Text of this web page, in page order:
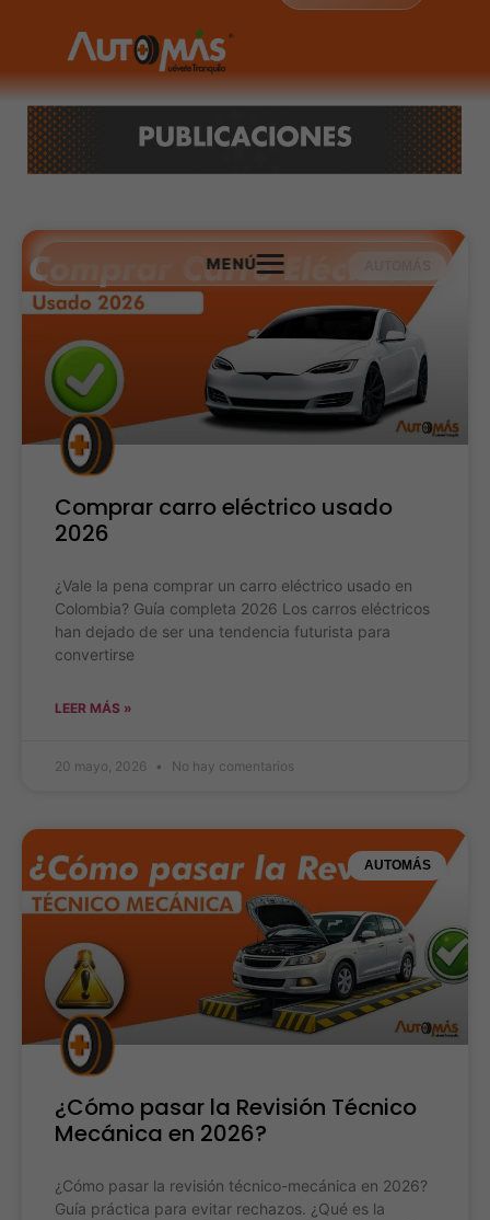
Comprar carro eléctrico usado
2026
¿Vale la pena comprar un carro eléctrico usado en
Colombia? Guía completa 2026 Los carros eléctricos
han dejado de ser una tendencia futurista para
convertirse
LEER MÁS »
20 mayo, 2026 No hay comentarios
AUTOMÁS
¿Cómo pasar la Revisión Técnico
Mecánica en 2026?
¿Cómo pasar la revisión técnico-mecánica en 2026?
Guía práctica para evitar rechazos. ¿Qué es la
MENÚ